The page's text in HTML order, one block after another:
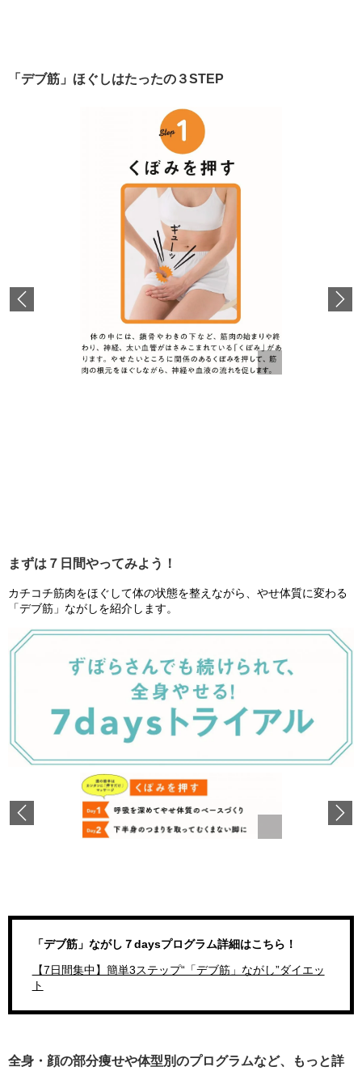
「デブ筋」ほぐしはたったの３STEP
まずは７日間やってみよう！
カチコチ筋肉をほぐして体の状態を整えながら、やせ体質に変わる
「デブ筋」ながしを紹介します。
Previous
「デブ筋」ながし７daysプログラム詳細はこちら！
【7日間集中】簡単3ステップ“「デブ筋」ながし”ダイエッ
ト
全身・顔の部分痩せや体型別のプログラムなど、もっと詳